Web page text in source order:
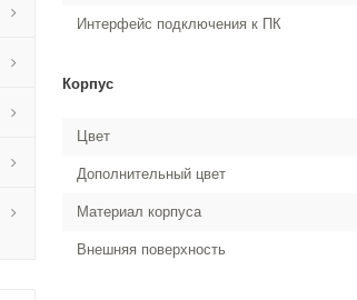
Интерфейс подключения к ПК
Корпус
Цвет
Дополнительный цвет
Материал корпуса
Внешняя поверхность